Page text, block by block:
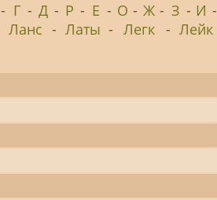
- Г - Д - Р - Е - О - Ж - З - И -
Ланс - Латы - Легк - Лейк